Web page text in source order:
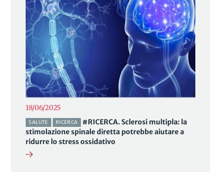
18/06/2025
SALUTE RICERCA
#RICERCA. Sclerosi multipla: la
stimolazione spinale diretta potrebbe aiutare a
ridurre lo stress ossidativo